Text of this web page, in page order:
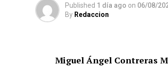
El vehículo presuntamente
Las autoridades exhortaron
Published 1 día ago on 06/08/
By Redaccion
Miguel Ángel Contreras